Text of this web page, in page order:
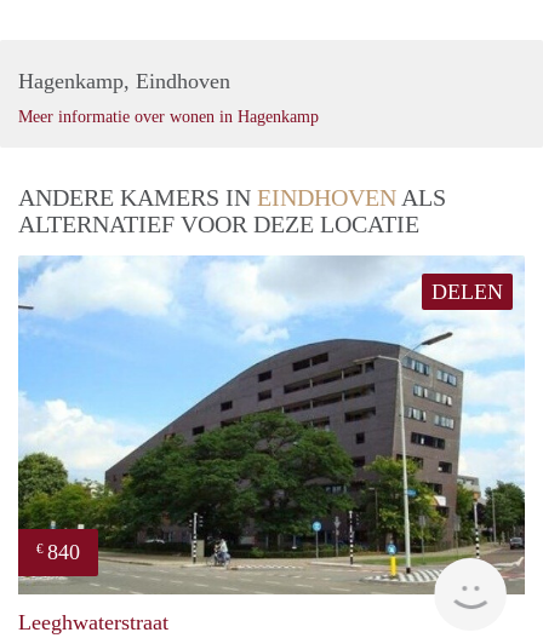
Hagenkamp, Eindhoven
Meer informatie over wonen in Hagenkamp
ANDERE KAMERS IN EINDHOVEN ALS
ALTERNATIEF VOOR DEZE LOCATIE
DELEN
€ 840
rent
Leeghwaterstraat